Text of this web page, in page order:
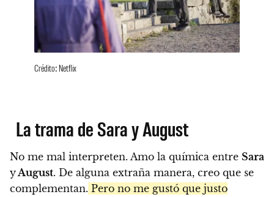
Crédito: Netflix
La trama de Sara y August
No me mal interpreten. Amo la química entre Sara
y August. De alguna extraña manera, creo que se
complementan. Pero no me gustó que justo